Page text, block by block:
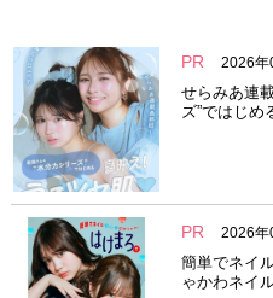
PR 2026年
せらみあ連
ズ”ではじ
PR 2026年
簡単でネイ
ゃかわネイ